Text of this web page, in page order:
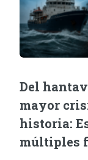
Del
mayor
historia:
múltiples